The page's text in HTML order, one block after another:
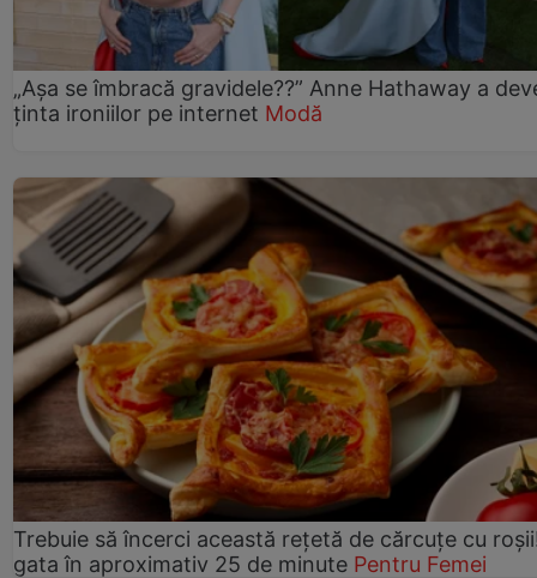
„Așa se îmbracă gravidele??” Anne Hathaway a
ținta ironiilor pe internet Modă
Trebuie să încerci această rețetă de cărcuțe cu
gata în aproximativ 25 de minute Pentru Femei